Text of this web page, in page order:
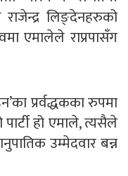
राजेन्द्र लिङ्देनहरुको
एमालेले राप्रपासँग
प्रर्वद्धकका रुपमा
हो एमाले, त्यसैले
उम्मेदवार बन्न